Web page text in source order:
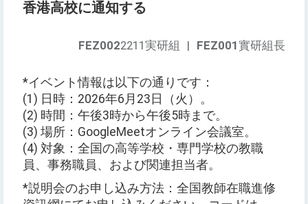
香港高校に通知する
FEZ001實研組長
FEZ0022211実研組 |
*イベント情報は以下の通りです：
(1) 日時：2026年6月23日（火）。
(2) 時間：午後3時から午後5時まで。
(3) 場所：GoogleMeetオンライン会議室。
(4) 対象：全国の高等学校・専門学校の教職
員、事務職員、および関連担当者。
*説明会のお申し込み方法：全国教師在職進修